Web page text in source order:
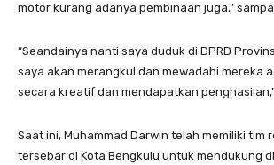
motor kurang adanya pembinaan juga,”
“Seandainya nanti saya duduk di DPRD
saya akan merangkul dan mewadahi mereka
secara kreatif dan mendapatkan
Saat ini, Muhammad Darwin telah memiliki tim
tersebar di Kota Bengkulu untuk mendukung